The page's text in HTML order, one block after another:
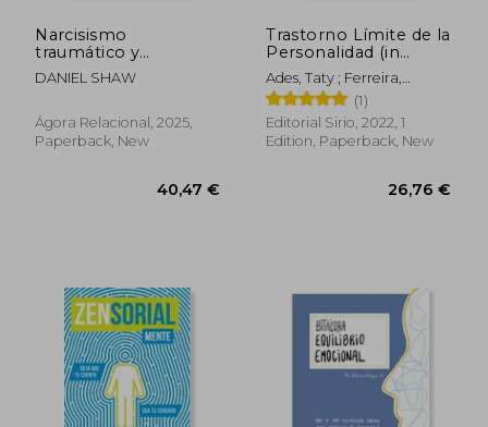
Narcisismo
traumático y
recuperación. Una
prisión de vergüenza
DANIEL SHAW
Ágora Relacional, 2025,
Paperback, New
40,47 €
Trastorno Límite de la
Personalidad (in
Spanish)
Ades, Taty ; Ferreira,
Eduardo
(1)
Editorial Sirio, 2022, 1
Edition, Paperback, New